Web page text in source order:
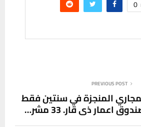
0
PREVIOUS POST
المنجزة في سنتين فقط
ذي قار. 33 مشر…